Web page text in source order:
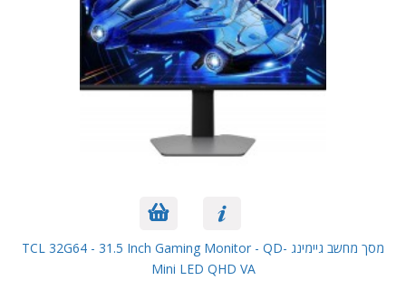
מסך מחשב גיימינג TCL 32G64 - 31.5 Inch Gaming Monitor - QD-
Mini LED QHD VA